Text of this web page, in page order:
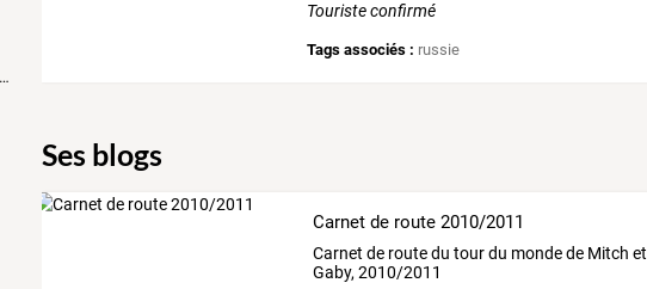
Touriste confirmé
Tags associés : russie
Ses blogs
Carnet de route 2010/2011
Carnet de route du tour du monde de Mitch et
Gaby, 2010/2011